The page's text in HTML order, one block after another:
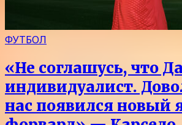
ФУТБОЛ
«Не соглашусь, что
индивидуалист.
нас появился новый